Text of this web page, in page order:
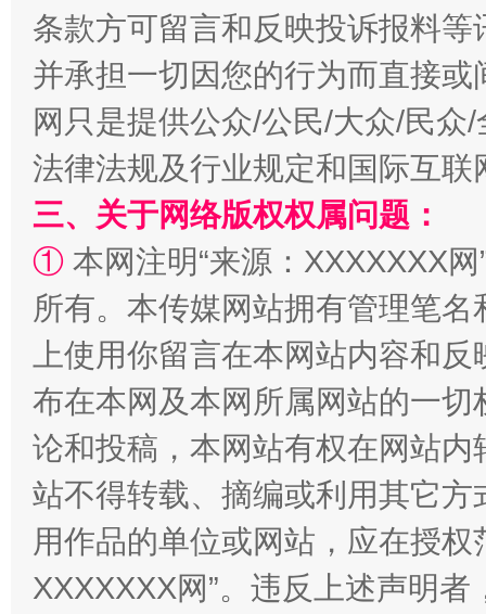
国家大学科技园优化重塑工作
条款方可留言和反映投诉报料
并承担一切因您的行为而直接
网只是提供公众/公民/大众/民
法律法规及行业规定和国际互
三、关于网络版权权属问题：
① 本网注明“来源：XXXXXXX
所有。本传媒网站拥有管理笔
上使用你留言在本网站内容和
布在本网及本网所属网站的一
论和投稿，本网站有权在网站
站不得转载、摘编或利用其它
用作品的单位或网站，应在授
XXXXXXX网”。违反上述声明